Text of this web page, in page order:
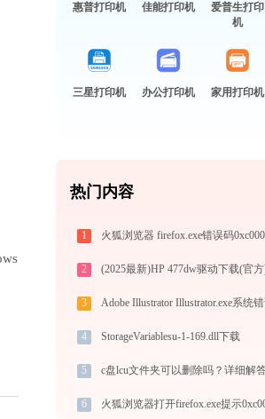
惠普打印机 佳能打印机
爱普生打印
机
三星打印机 办公打印机 家用打印机
热门内容
1
2
3
4 StorageVariablesu-1-169.dll下载
5
6